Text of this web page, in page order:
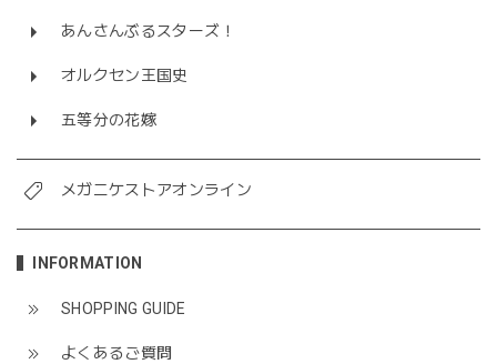
あんさんぶるスターズ！
オルクセン王国史
五等分の花嫁
メガニケストアオンライン
INFORMATION
SHOPPING GUIDE
よくあるご質問